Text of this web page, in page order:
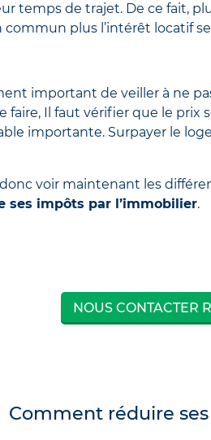
temps de trajet. De ce fait,
plus l’intérêt locatif
important de veiller à ne
faire, Il faut vérifier que le prix
importante. Surpayer le
voir maintenant les
ses impôts par l’immobilier.
NOUS CONTACTER
Comment réduire